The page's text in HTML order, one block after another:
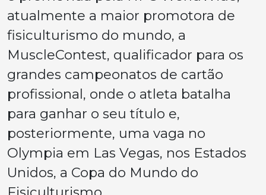
atualmente a maior promotora de
fisiculturismo do mundo, a
MuscleContest, qualificador para os
grandes campeonatos de cartão
profissional, onde o atleta batalha
para ganhar o seu título e,
posteriormente, uma vaga no
Olympia em Las Vegas, nos Estados
Unidos, a Copa do Mundo do